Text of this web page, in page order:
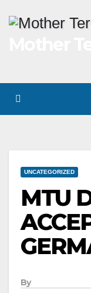
UNCATEGORIZED
MTU
By